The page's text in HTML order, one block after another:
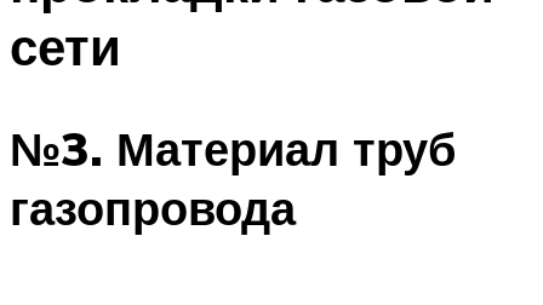
сети
№3. Материал труб
газопровода